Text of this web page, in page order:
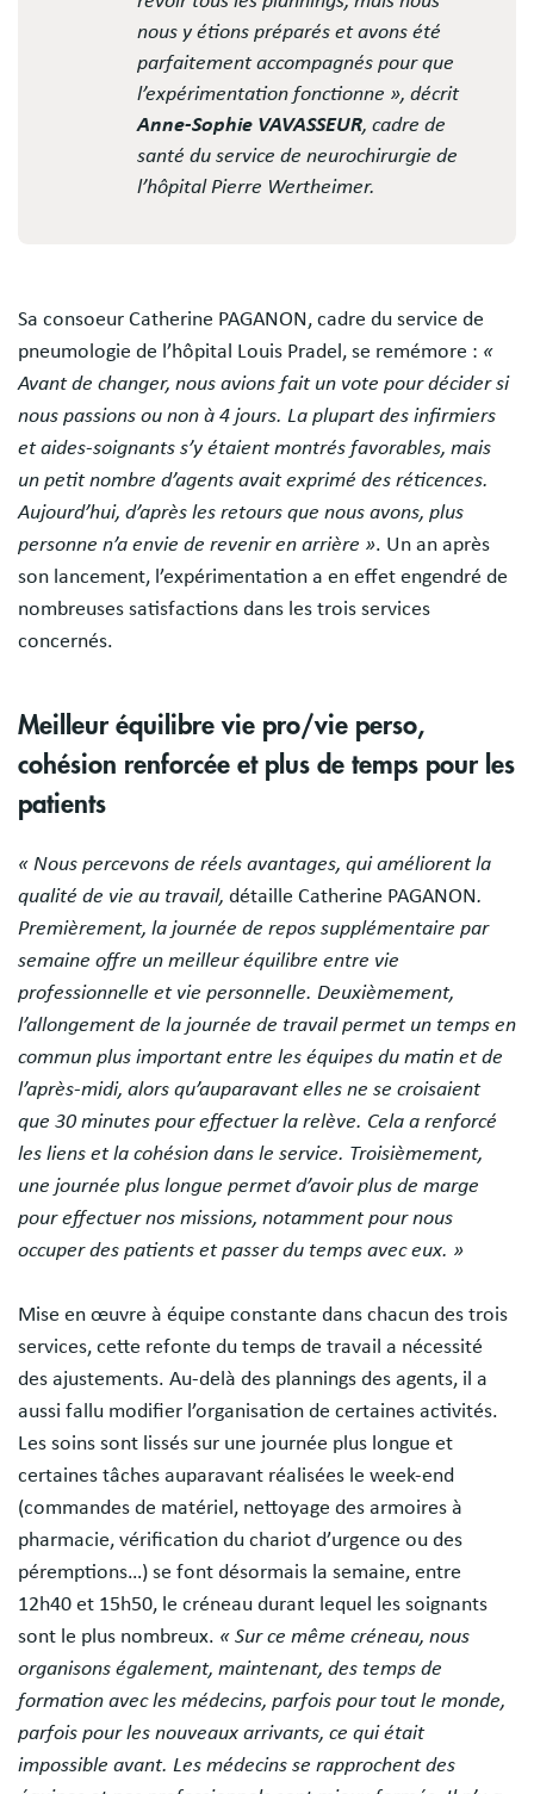
nous y étions préparés et avons été
parfaitement accompagnés pour que
l’expérimentation fonctionne », décrit
Anne-Sophie VAVASSEUR, cadre de
santé du service de neurochirurgie de
l’hôpital Pierre Wertheimer.
Sa consoeur Catherine PAGANON, cadre du service de
pneumologie de l’hôpital Louis Pradel, se remémore : «
Avant de changer, nous avions fait un vote pour décider si
nous passions ou non à 4 jours. La plupart des infirmiers
et aides-soignants s’y étaient montrés favorables, mais
un petit nombre d’agents avait exprimé des réticences.
Aujourd’hui, d’après les retours que nous avons, plus
personne n’a envie de revenir en arrière ». Un an après
son lancement, l’expérimentation a en effet engendré de
nombreuses satisfactions dans les trois services
concernés.
Meilleur équilibre vie pro/vie perso,
cohésion renforcée et plus de temps pour les
patients
« Nous percevons de réels avantages, qui améliorent la
qualité de vie au travail, détaille Catherine PAGANON.
Premièrement, la journée de repos supplémentaire par
semaine offre un meilleur équilibre entre vie
professionnelle et vie personnelle. Deuxièmement,
l’allongement de la journée de travail permet un temps en
commun plus important entre les équipes du matin et de
l’après-midi, alors qu’auparavant elles ne se croisaient
que 30 minutes pour effectuer la relève. Cela a renforcé
les liens et la cohésion dans le service. Troisièmement,
une journée plus longue permet d’avoir plus de marge
pour effectuer nos missions, notamment pour nous
occuper des patients et passer du temps avec eux. »
Mise en œuvre à équipe constante dans chacun des trois
services, cette refonte du temps de travail a nécessité
des ajustements. Au-delà des plannings des agents, il a
aussi fallu modifier l’organisation de certaines activités.
Les soins sont lissés sur une journée plus longue et
certaines tâches auparavant réalisées le week-end
(commandes de matériel, nettoyage des armoires à
pharmacie, vérification du chariot d’urgence ou des
péremptions…) se font désormais la semaine, entre
12h40 et 15h50, le créneau durant lequel les soignants
sont le plus nombreux. « Sur ce même créneau, nous
organisons également, maintenant, des temps de
formation avec les médecins, parfois pour tout le monde,
parfois pour les nouveaux arrivants, ce qui était
impossible avant. Les médecins se rapprochent des